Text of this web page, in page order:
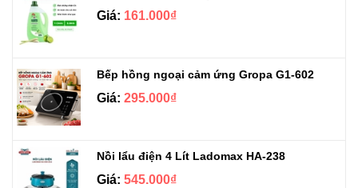
Giá: 161.000₫
Bếp hồng ngoại cảm ứng Gropa G1-602
Giá: 295.000₫
Nồi lẩu điện 4 Lít Ladomax HA-238
Giá: 545.000₫